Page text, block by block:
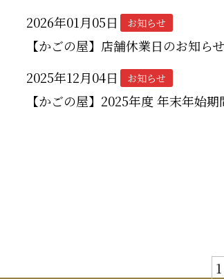
2026年01月05日
お知らせ
【かごの屋】店舗休業日のお知らせ
2025年12月04日
お知らせ
【かごの屋】2025年度 年末年始